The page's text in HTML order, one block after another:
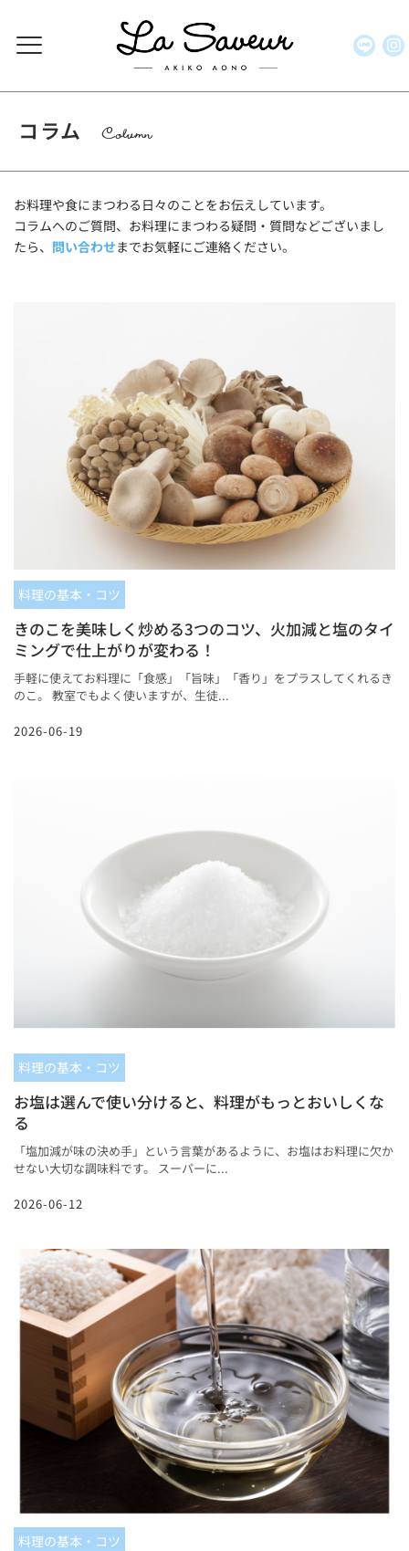
コラム Column
お料理や食にまつわる日々のことをお伝えしています。
コラムへのご質問、お料理にまつわる疑問・質問などございまし
たら、 問い合わせまでお気軽にご連絡ください。
料理の基本・コツ
きのこを美味しく炒める3つのコツ、火加減と塩のタイ
ミングで仕上がりが変わる！
手軽に使えてお料理に「食感」「旨味」「香り」をプラスしてくれるき
のこ。 教室でもよく使いますが、生徒...
2026-06-19
料理の基本・コツ
お塩は選んで使い分けると、料理がもっとおいしくな
る
「塩加減が味の決め手」という言葉があるように、お塩はお料理に欠か
せない大切な調味料です。 スーパーに...
2026-06-12
料理の基本・コツ